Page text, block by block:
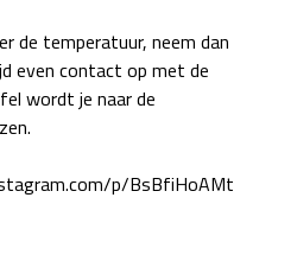
de temperatuur, neem dan
even contact op met de
wordt je naar de
p/BsBfiHoAMtV/